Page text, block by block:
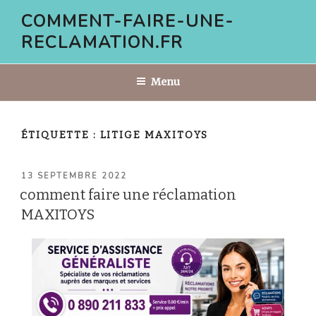
contenu
COMMENT-FAIRE-UNE-
RECLAMATION.FR
Menu
ÉTIQUETTE : LITIGE MAXITOYS
PUBLIÉ
13 SEPTEMBRE 2022
comment faire une réclamation
MAXITOYS